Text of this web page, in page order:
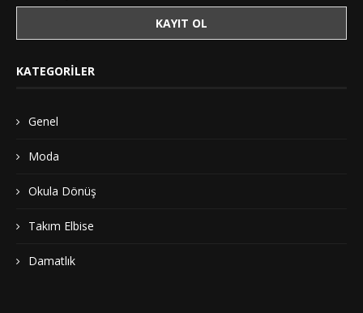
KATEGORILER
Genel
Moda
Okula Dönüş
Takım Elbise
Damatlık